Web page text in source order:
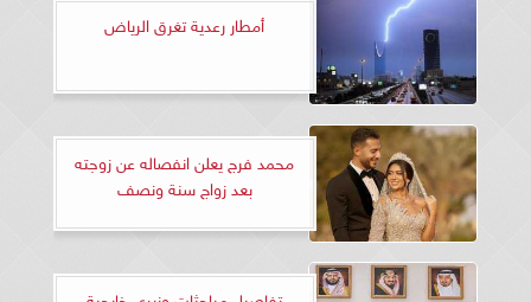
أمطار رعدية تغرق الرياض
محمد فرج يعلن انفصاله عن زوجته
بعد زواج سنة ونصف